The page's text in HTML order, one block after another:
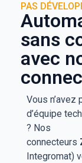
PAS
sans
avec
Vous n’avez
d’équipe
? Nos
connecteurs
Integromat)